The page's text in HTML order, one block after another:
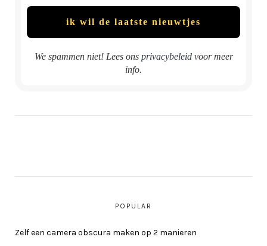
We spammen niet! Lees ons privacybeleidvoor meer
info.
POPULAR
Zelf een camera obscura maken op 2 manieren